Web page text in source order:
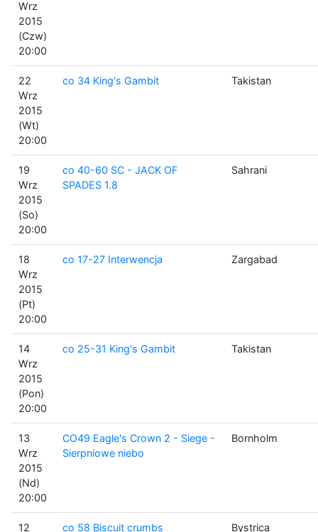
Wrz
2015
(Czw)
20:00
22
Wrz
2015
(Wt)
20:00
co 34 King's Gambit Takistan
19
Wrz
2015
(So)
20:00
co 40-60 SC - JACK OF
SPADES 1.8
Sahrani
18
Wrz
2015
(Pt)
20:00
co 17-27 Interwencja Zargabad
14
Wrz
2015
(Pon)
20:00
co 25-31 King's Gambit Takistan
13
Wrz
2015
(Nd)
20:00
CO49 Eagle's Crown 2 - Siege -
Sierpniowe niebo
Bornholm
12
co 58 Biscuit crumbs Bystrica